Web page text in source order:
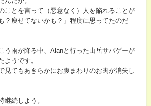
ことを言って（悪意なく）人を陥れることが
？痩せてないかも？」程度に思ってたのだ
う雨が降る中、Alanと行った山岳サバゲーが
ようです。
見てもあきらかにお腹まわりのお肉が消失し
続しよう。